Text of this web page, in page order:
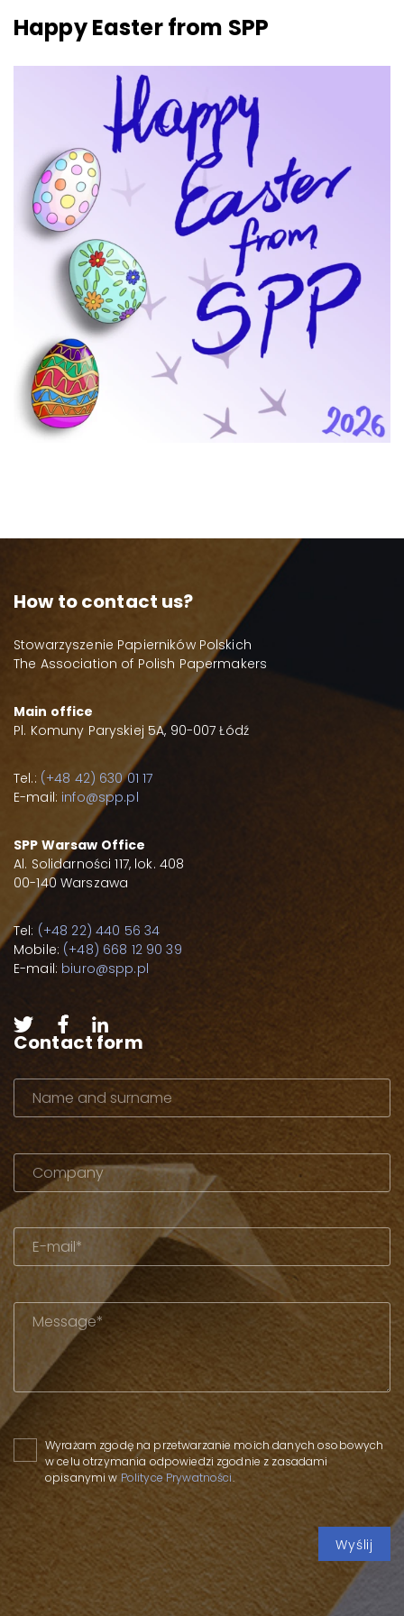
Happy Easter from SPP
How to contact us?
Stowarzyszenie Papierników Polskich
The Association of Polish Papermakers
Main office
Pl. Komuny Paryskiej 5A, 90-007 Łódź
Tel.: (+48 42) 630 01 17
E-mail: info@spp.pl
SPP Warsaw Office
Al. Solidarności 117, lok. 408
00-140 Warszawa
Tel: (+48 22) 440 56 34
Mobile: (+48) 668 12 90 39
E-mail: biuro@spp.pl
Contact form
Please leave this field empty.
Wyrażam zgodę na przetwarzanie moich danych osobowych
w celu otrzymania odpowiedzi zgodnie z zasadami
opisanymi w Polityce Prywatności.